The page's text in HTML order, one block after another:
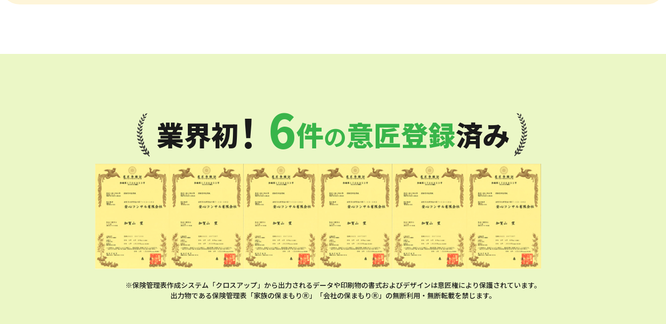
業界初！ 6件の意匠登録済み
※保険管理表作成システム「クロスアップ」から出力されるデータや印刷物の書式およびデザインは意匠権により保護されています。
出力物である保険管理表「家族の保まもりⓇ」「会社の保まもりⓇ」の無断利用・無断転載を禁じます。